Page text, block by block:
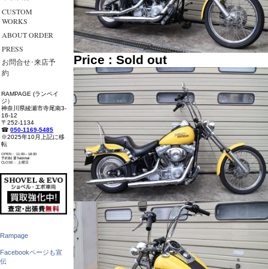
CUSTOM
WORKS
ABOUT ORDER
PRESS
お問合せ･来店予
約
RAMPAGE (ランペイ
ジ）
神奈川県綾瀬市寺尾南3-
16-12
〒252-1134
☎050-1169-5485
※2025年10月上記に移
転
OPEN： 11:00～18:00
予約制 要Tel&Mail
CLOSE： 土曜日
Rampage
Facebookページも宣
伝
Price : Sold out